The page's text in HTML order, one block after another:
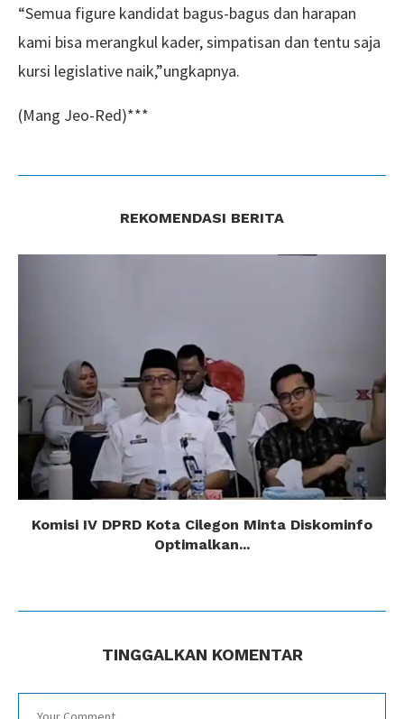
“Semua figure kandidat bagus-bagus dan harapan
kami bisa merangkul kader, simpatisan dan tentu saja
kursi legislative naik,”ungkapnya.
(Mang Jeo-Red)***
REKOMENDASI BERITA
Komisi IV DPRD Kota Cilegon Minta Diskominfo
Optimalkan...
TINGGALKAN KOMENTAR